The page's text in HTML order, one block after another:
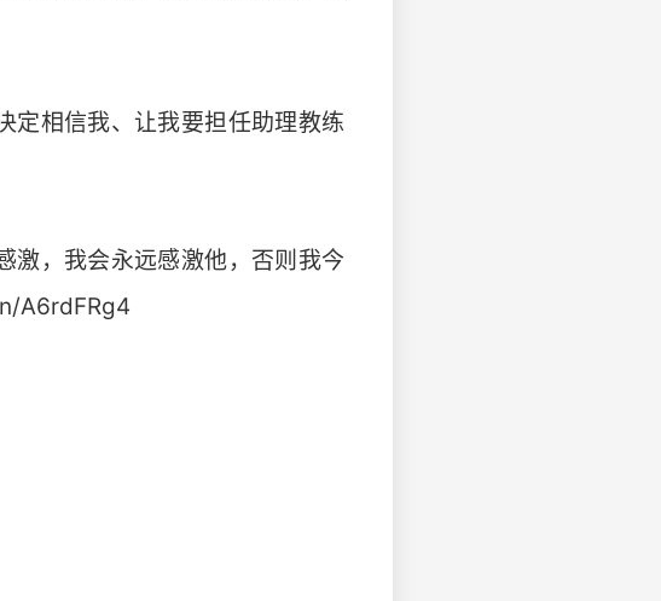
定相信我、让我要担任助理教练
激，我会永远感激他，否则我今
A6rdFRg4